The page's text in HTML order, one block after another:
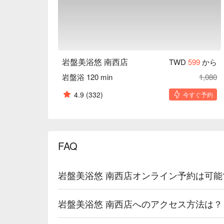
岩盤美浴悠 南西店 TWD 599から
岩盤浴 120 min
1,080
4.9 (332) 今すぐ予約
FAQ
岩盤美浴悠 南西店オンライン予約は可
岩盤美浴悠 南西店へのアクセス方法は？